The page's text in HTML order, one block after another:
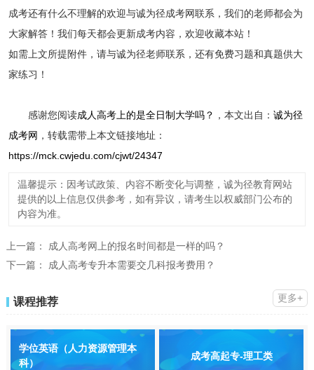
成考还有什么不理解的欢迎与诚为径成考网联系，我们的老师都会为
大家解答！我们每天都会更新成考内容，欢迎收藏本站！
如需上文所提附件，请与诚为径老师联系，还有免费习题和真题供大
家练习！
感谢您阅读成人高考上的是全日制大学吗？ ，本文出自： 诚为径
成考网 ，转载需带上本文链接地址：
https://mck.cwjedu.com/cjwt/24347
温馨提示：因考试政策、内容不断变化与调整，诚为径教育网站
提供的以上信息仅供参考，如有异议，请考生以权威部门公布的
内容为准。
上一篇： 成人高考网上的报名时间都是一样的吗？
下一篇： 成人高考专升本需要交几科报考费用？
课程推荐 更多+
学位英语（人力资源管理本
科）
成考高起专-理工类